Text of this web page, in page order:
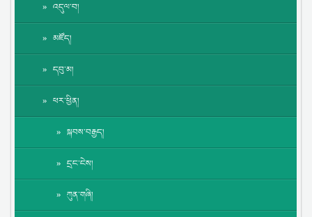
འདུལ་བ།
མཛོད།
དབུ་མ།
ཕར་ཕྱིན།
སྐབས་བརྒྱད།
དྲང་ངེས།
ཀུན་གཞི།